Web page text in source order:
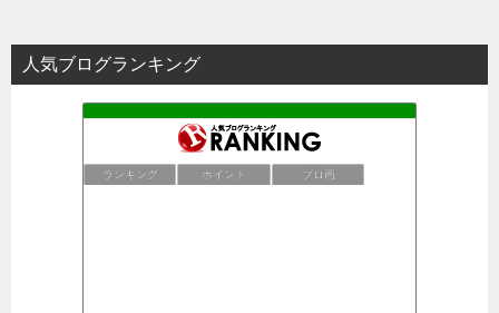
人気ブログランキング
ランキング ポイント ブロ画